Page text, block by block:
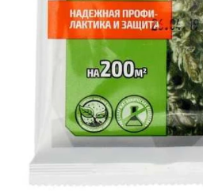
Нажмите, чтобы увеличить